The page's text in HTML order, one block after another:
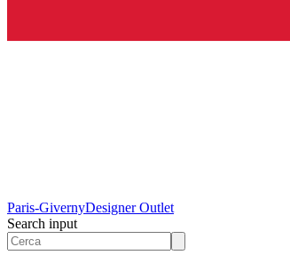
Paris-GivernyDesigner Outlet
Search input